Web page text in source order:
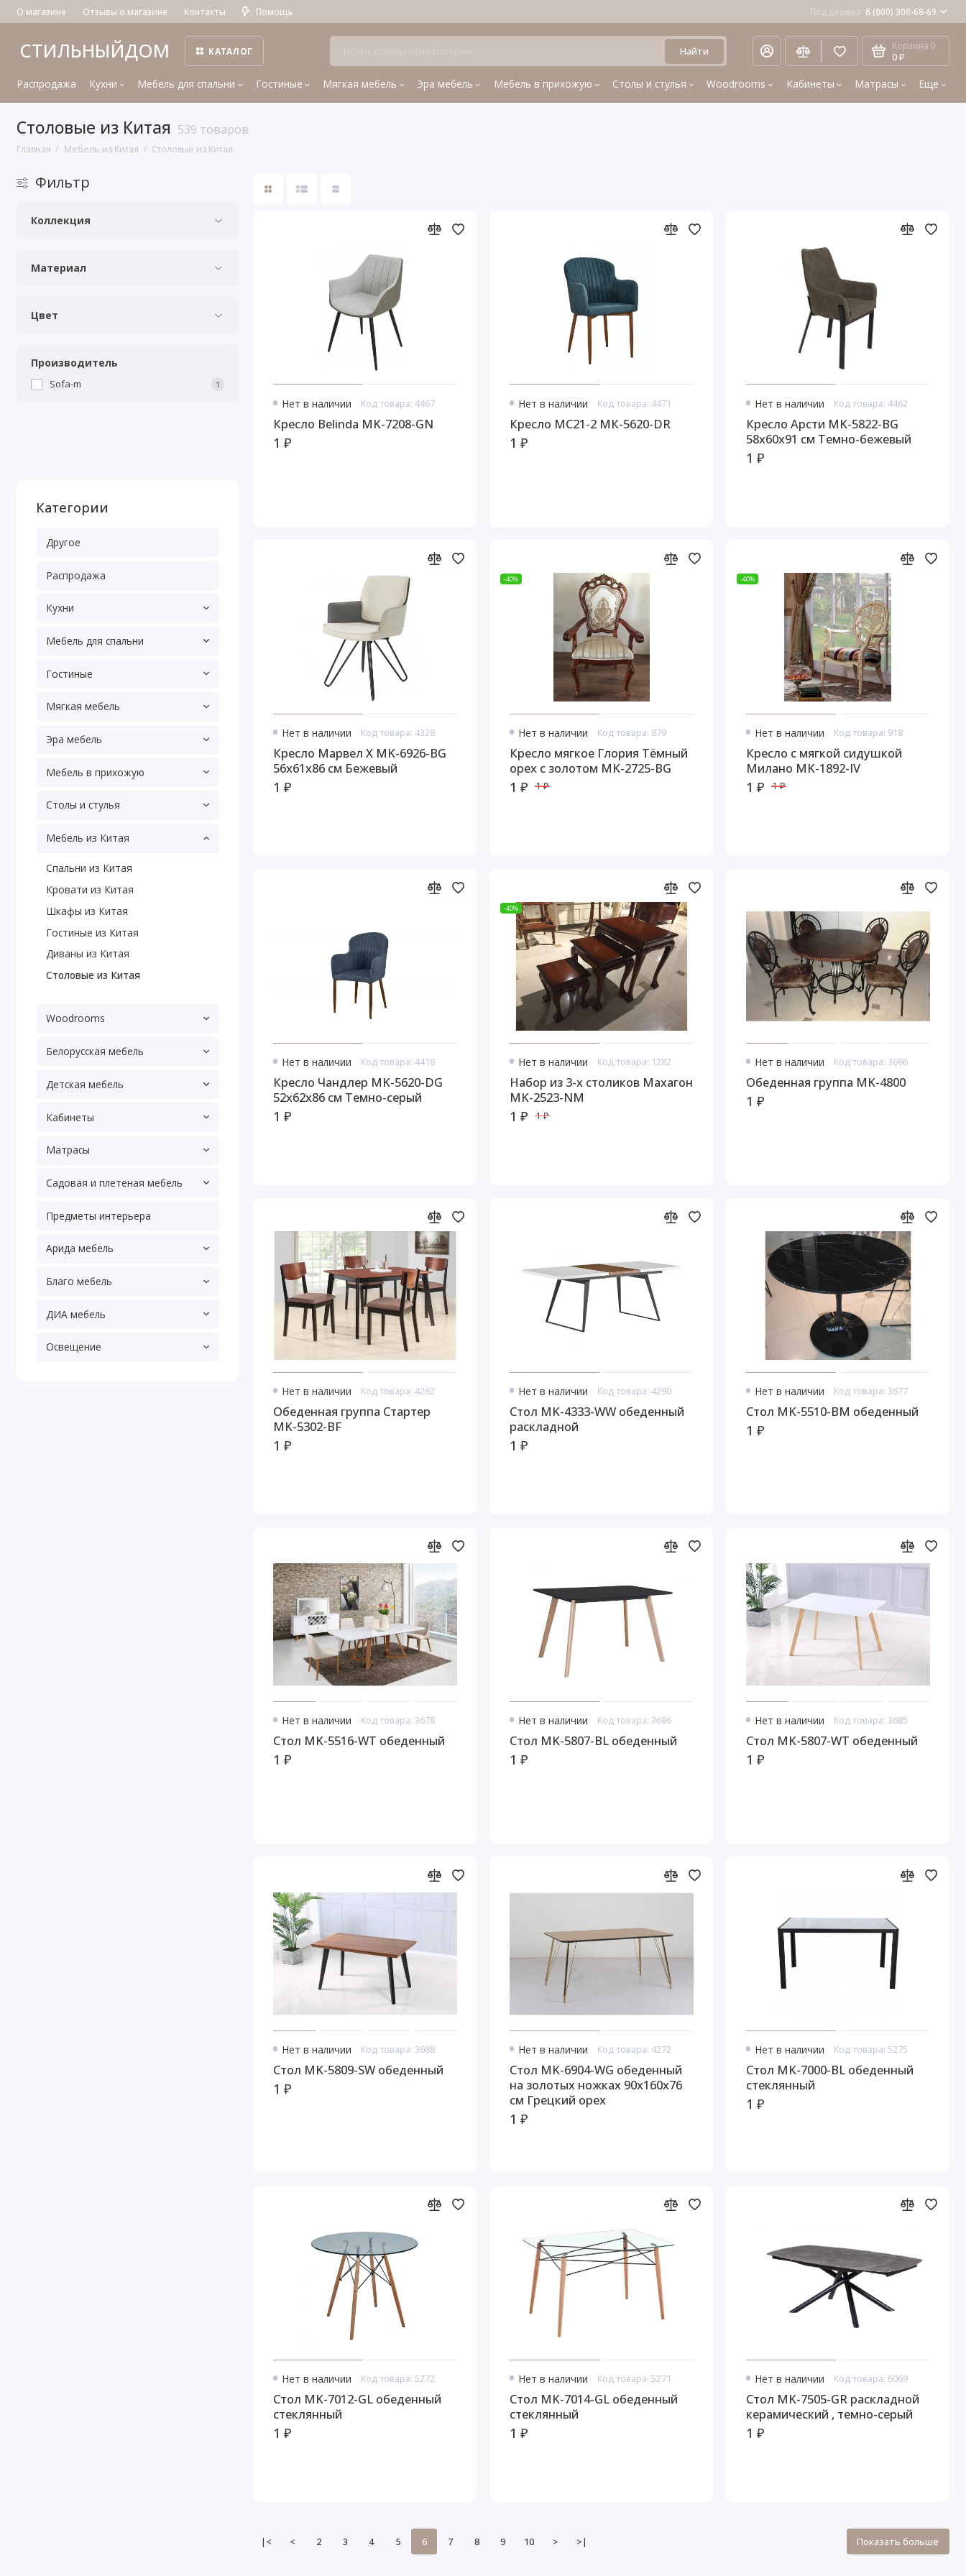
О магазине Отзывы о магазине Контакты Помощь Поддержка 8 (800) 300-68-69
СТИЛЬНЫЙДОМ КАТАЛОГ Найти Корзина 0
0 ₽
Распродажа Кухни Мебель для спальни Гостиные Мягкая мебель Эра мебель Мебель в прихожую Столы и стулья Woodrooms Кабинеты Матрасы Еще
Столовые из Китая 539 товаров
Главная Мебель из Китая Столовые из Китая
Фильтр
Коллекция
Материал
Цвет
Производитель
Sofa-m 1
Категории
Другое
Распродажа
Кухни
Мебель для спальни
Гостиные
Мягкая мебель
Эра мебель
Мебель в прихожую
Столы и стулья
Мебель из Китая
Спальни из Китая
Кровати из Китая
Шкафы из Китая
Гостиные из Китая
Диваны из Китая
Столовые из Китая
Woodrooms
Белорусская мебель
Детская мебель
Кабинеты
Матрасы
Садовая и плетеная мебель
Предметы интерьера
Арида мебель
Благо мебель
ДИА мебель
Освещение
Нет в наличии Код товара: 4467
Кресло Belinda MK-7208-GN
1 ₽
Нет в наличии Код товара: 4471
Кресло MC21-2 МК-5620-DR
1 ₽
Нет в наличии Код товара: 4462
Кресло Арсти MK-5822-BG
58х60х91 см Темно-бежевый
1 ₽
Нет в наличии Код товара: 4328
Кресло Марвел Х MK-6926-BG
56х61х86 см Бежевый
1 ₽
-40%
Нет в наличии Код товара: 879
Кресло мягкое Глория Тёмный
орех с золотом MK-2725-BG
1 ₽ 1 ₽
-40%
Нет в наличии Код товара: 918
Кресло с мягкой сидушкой
Милано MK-1892-IV
1 ₽ 1 ₽
Нет в наличии Код товара: 4418
Кресло Чандлер MK-5620-DG
52х62х86 см Темно-серый
1 ₽
-40%
Нет в наличии Код товара: 1282
Набор из 3-х столиков Махагон
MK-2523-NM
1 ₽ 1 ₽
Нет в наличии Код товара: 3696
Обеденная группа MK-4800
1 ₽
Нет в наличии Код товара: 4262
Обеденная группа Стартер
MK-5302-BF
1 ₽
Нет в наличии Код товара: 4290
Стол MK-4333-WW обеденный
раскладной
1 ₽
Нет в наличии Код товара: 3677
Стол MK-5510-BM обеденный
1 ₽
Нет в наличии Код товара: 3678
Стол MK-5516-WT обеденный
1 ₽
Нет в наличии Код товара: 3686
Стол MK-5807-BL обеденный
1 ₽
Нет в наличии Код товара: 3685
Стол MK-5807-WT обеденный
1 ₽
Нет в наличии Код товара: 3688
Стол MK-5809-SW обеденный
1 ₽
Нет в наличии Код товара: 4272
Стол MK-6904-WG обеденный
на золотых ножках 90х160х76
см Грецкий орех
1 ₽
Нет в наличии Код товара: 5275
Стол MK-7000-BL обеденный
стеклянный
1 ₽
Нет в наличии Код товара: 5272
Стол MK-7012-GL обеденный
стеклянный
1 ₽
Нет в наличии Код товара: 5271
Стол MK-7014-GL обеденный
стеклянный
1 ₽
Нет в наличии Код товара: 6069
Стол MK-7505-GR раскладной
керамический , темно-серый
1 ₽
|< < 2 3 4 5 6 7 8 9 10 > >| Показать больше